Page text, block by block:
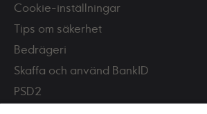
Cookie-inställningar
Tips om säkerhet
Bedrägeri
Skaffa och använd BankID
PSD2